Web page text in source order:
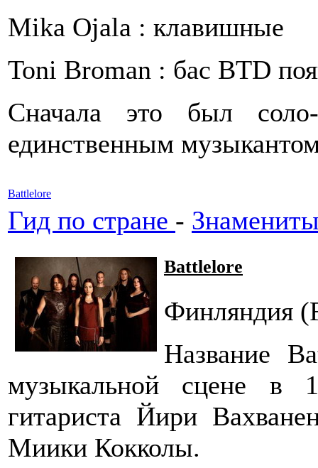
Mika Ojala : клавишные
Toni Broman : бас BTD
Сначала это был
единственным
Battlelore
Гид по стране -
Battlelore
Финляндия
Название
музыкальной сцене в
гитариста Йири
Миики Кокколы.